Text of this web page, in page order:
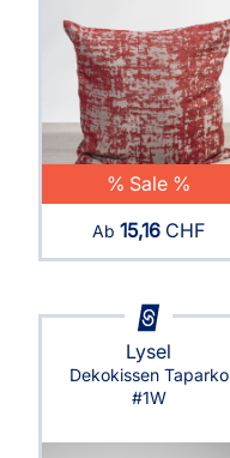
% Sale %
Ab 15,16 CHF
Lysel
Dekokissen Taparko
#1W